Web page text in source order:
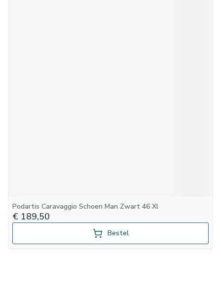
Podartis Caravaggio Schoen Man Zwart 46 Xl
€ 189,50
Bestel